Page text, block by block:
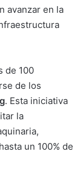
avanzar en la
de 100
de los
. Esta iniciativa
la
un 100% de